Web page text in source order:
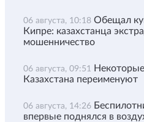
06 августа, 10:18 Обещал
Кипре: казахстанца
мошенничество
06 августа, 09:51
Казахстана переименуют
06 августа, 14:26
впервые поднялся в